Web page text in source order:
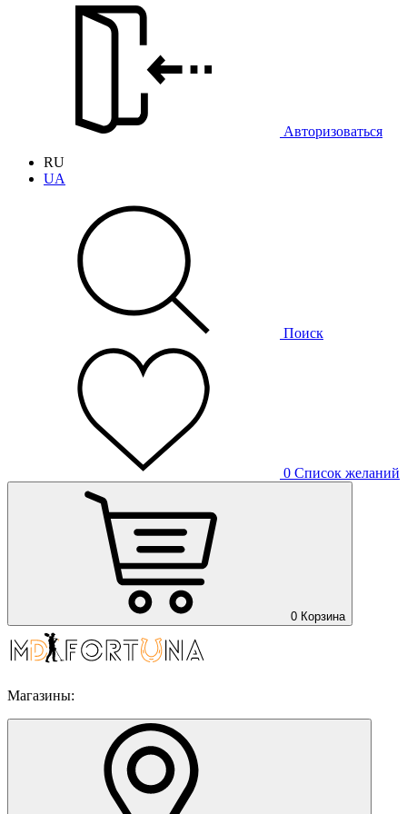
Авторизоваться
RU
UA
Поиск
0 Список желаний
0 Корзина
Магазины: